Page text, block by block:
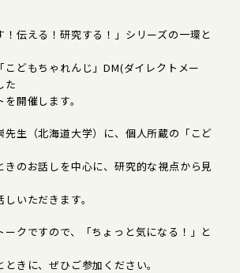
！伝える！研究する！」シリーズの一環と
こどもちゃれんじ」DM(ダイレクトメー
た
開催します。
先生（北海道大学）に、個人所蔵の「こど
きのお話しを中心に、研究的な視点から見
いただきます。
ークですので、「ちょっと気になる！」と
きに、ぜひご参加ください。